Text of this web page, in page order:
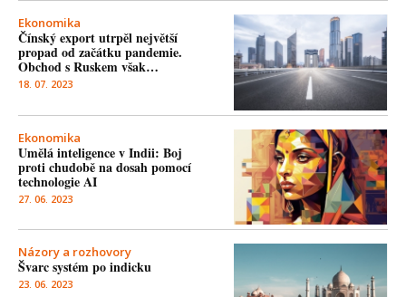
Ekonomika
Čínský export utrpěl největší
propad od začátku pandemie.
Obchod s Ruskem však…
18. 07. 2023
Ekonomika
Umělá inteligence v Indii: Boj
proti chudobě na dosah pomocí
technologie AI
27. 06. 2023
Názory a rozhovory
Švarc systém po indicku
23. 06. 2023